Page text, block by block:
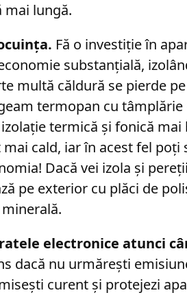
mai lungă.
Fă o investiție în
substanțială,
multă căldură se pierde
termopan cu
termică și fonică
cald, iar în acest fel
Dacă vei izola și
pe exterior cu plăci de
electronice atunci
dacă nu urmărești
curent și protejezi